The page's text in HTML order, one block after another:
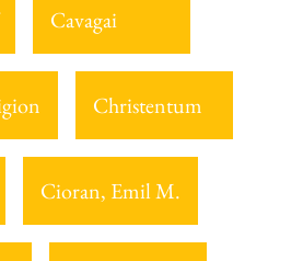
Cavagai
Christentum
Cioran, Emil M.